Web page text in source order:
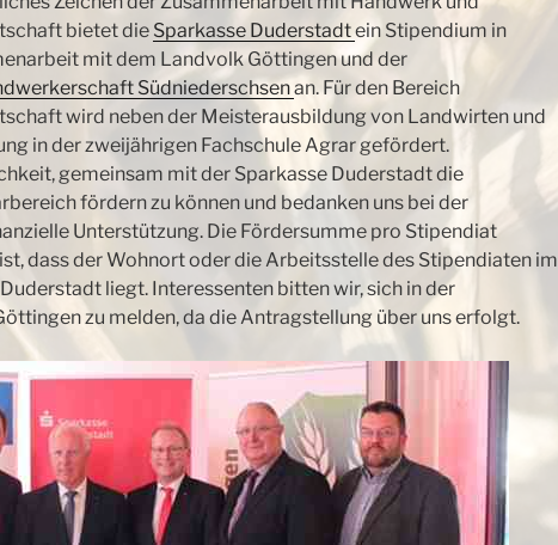
bietet die Sparkasse Duderstadtein Stipendium in
mit dem Landvolk Göttingen und der
Südniederschsenan. Für den Bereich
wird nebender Meisterausbildung von Landwirten und
in der zweijährigen Fachschule Agrar gefördert.
gemeinsam mit der Sparkasse Duderstadt die
fördern zu können und bedanken uns bei der
Unterstützung. Die Fördersumme pro Stipendiat
dass der Wohnort oder die Arbeitsstelle des Stipendiaten im
liegt. Interessenten bitten wir, sich in der
zu melden, da die Antragstellung über uns erfolgt.